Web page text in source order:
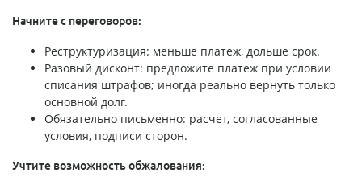
Начните с переговоров:
Реструктуризация: меньше платеж, дольше срок.
Разовый дисконт: предложите платеж при условии
списания штрафов; иногда реально вернуть только
основной долг.
Обязательно письменно: расчет, согласованные
условия, подписи сторон.
Учтите возможность обжалования: